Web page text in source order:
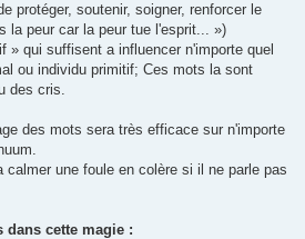
protéger, soutenir, soigner, renforcer le
la peur car la peur tue l'esprit... »)
» qui suffisent a influencer n'importe quel
ou individu primitif; Ces mots la sont
des cris.
des mots sera très efficace sur n'importe
calmer une foule en colère si il ne parle pas
dans cette magie :